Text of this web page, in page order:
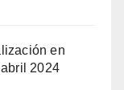
en
2024